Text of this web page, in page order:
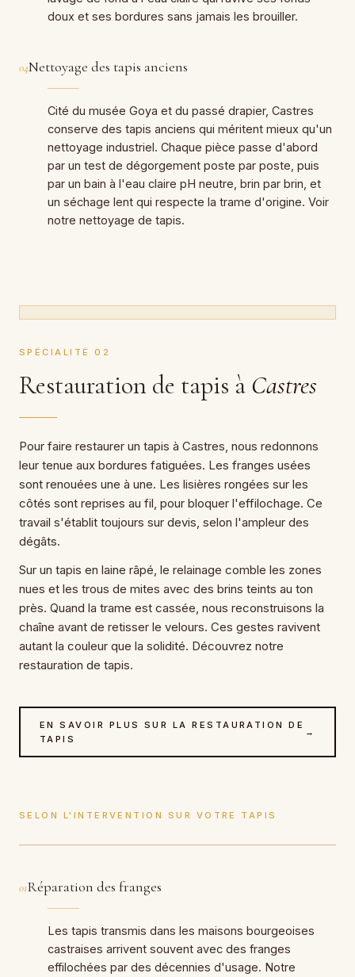
doux et ses bordures sans jamais les brouiller.
04Nettoyage des tapis anciens
Cité du musée Goya et du passé drapier, Castres
conserve des tapis anciens qui méritent mieux qu'un
nettoyage industriel. Chaque pièce passe d'abord
par un test de dégorgement poste par poste, puis
par un bain à l'eau claire pH neutre, brin par brin, et
un séchage lent qui respecte la trame d'origine. Voir
notre nettoyage de tapis.
SPÉCIALITÉ 02
Restauration de tapis à Castres
Pour faire restaurer un tapis à Castres, nous redonnons
leur tenue aux bordures fatiguées. Les franges usées
sont renouées une à une. Les lisières rongées sur les
côtés sont reprises au fil, pour bloquer l'effilochage. Ce
travail s'établit toujours sur devis, selon l'ampleur des
dégâts.
Sur un tapis en laine râpé, le relainage comble les zones
nues et les trous de mites avec des brins teints au ton
près. Quand la trame est cassée, nous reconstruisons la
chaîne avant de retisser le velours. Ces gestes ravivent
autant la couleur que la solidité. Découvrez notre
restauration de tapis.
EN SAVOIR PLUS SUR LA RESTAURATION DE
TAPIS
→
SELON L'INTERVENTION SUR VOTRE TAPIS
01Réparation des franges
Les tapis transmis dans les maisons bourgeoises
castraises arrivent souvent avec des franges
effilochées par des décennies d'usage. Notre